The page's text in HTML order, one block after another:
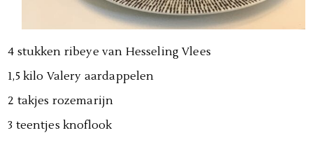
4 stukken ribeye van Hesseling Vlees
1,5 kilo Valery aardappelen
2 takjes rozemarijn
3 teentjes knoflook